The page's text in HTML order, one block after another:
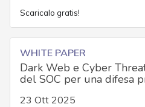
Scaricalo gratis!
WHITE PAPER
Dark Web e Cyber
del SOC per una difesa
23 Ott 2025